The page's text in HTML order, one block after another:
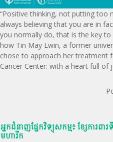
“Positive thinking, not putting too
always believing that you are in
you normally do, that is the key to
how Tin May Lwin, a former
chose to approach her treatment
Cancer Center: with a heart full of
អ្នកជំនាញផ្នែកវិទ្យុសកម្ម៖ ខ្សែការព
មហារីក